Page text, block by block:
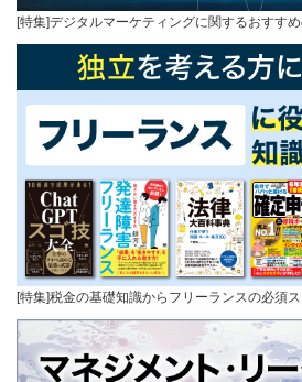
[特集]デジタルマーケティングに関するおすすめ
[特集]税金の基礎知識からフリーランスの必須